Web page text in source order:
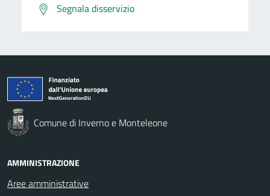
Segnala disservizio
Comune di Inverno e Monteleone
AMMINISTRAZIONE
Aree amministrative